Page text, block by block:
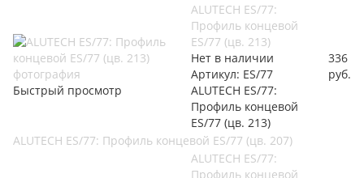
Быстрый просмотр
ALUTECH ES/77:
Профиль концевой
ES/77 (цв. 213)
Нет в наличии
Артикул: ES/77
ALUTECH ES/77:
Профиль концевой
ES/77 (цв. 213)
336
руб.
ALUTECH ES/77: Профиль концевой ES/77 (цв. 207)
ALUTECH ES/77:
Профиль концевой